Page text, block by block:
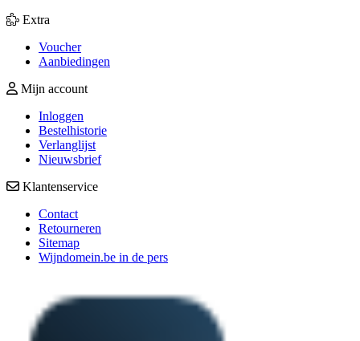
Extra
Voucher
Aanbiedingen
Mijn account
Inloggen
Bestelhistorie
Verlanglijst
Nieuwsbrief
Klantenservice
Contact
Retourneren
Sitemap
Wijndomein.be in de pers